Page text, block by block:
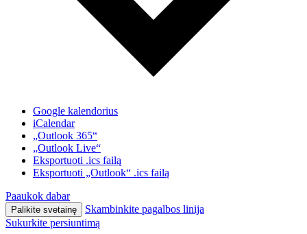
Google kalendorius
iCalendar
„Outlook 365“
„Outlook Live“
Eksportuoti .ics failą
Eksportuoti „Outlook“ .ics failą
Paaukok dabar
Palikite svetainę
Skambinkite pagalbos linija
Sukurkite persiuntimą